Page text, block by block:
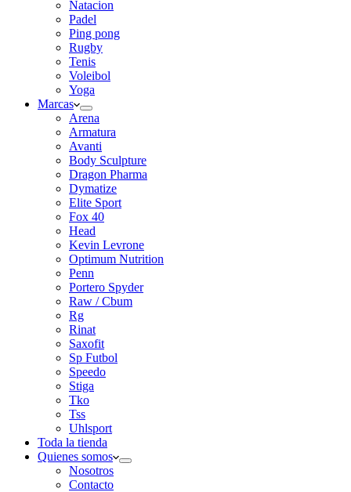
Natacion
Padel
Ping pong
Rugby
Tenis
Voleibol
Yoga
Marcas
Arena
Armatura
Avanti
Body Sculpture
Dragon Pharma
Dymatize
Elite Sport
Fox 40
Head
Kevin Levrone
Optimum Nutrition
Penn
Portero Spyder
Raw / Cbum
Rg
Rinat
Saxofit
Sp Futbol
Speedo
Stiga
Tko
Tss
Uhlsport
Toda la tienda
Quienes somos
Nosotros
Contacto